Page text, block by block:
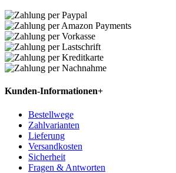
Kunden-Informationen+
Bestellwege
Zahlvarianten
Lieferung
Versandkosten
Sicherheit
Fragen & Antworten